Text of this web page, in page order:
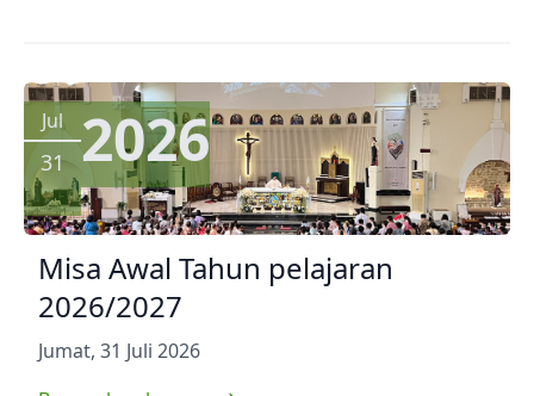
Jul
31 2026
Misa Awal Tahun pelajaran
2026/2027
Jumat, 31 Juli 2026